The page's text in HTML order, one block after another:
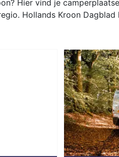
Hier vind je
Hollands Kroon